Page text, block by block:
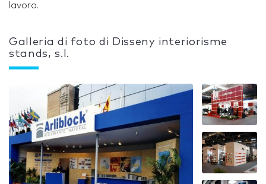
lavoro.
Galleria di foto di Disseny interiorisme
stands, s.l.